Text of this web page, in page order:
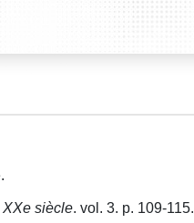
XXe siècle. vol. 3. p. 109-115.